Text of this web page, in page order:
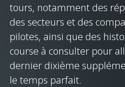
tours, notamment des
des secteurs et des
pilotes, ainsi que des
course à consulter pour
dernier dixième
le temps parfait.